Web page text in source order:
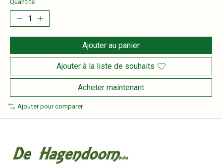
Quantité :
Ajouter au panier
Ajouter à la liste de souhaits
Acheter maintenant
Ajouter pour comparer